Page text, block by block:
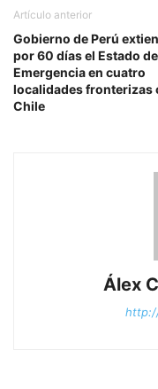
Artículo anterior
Gobierno de Perú
por 60 días el Estado de
Emergencia en cuatro
localidades fronterizas
Chile
Álex